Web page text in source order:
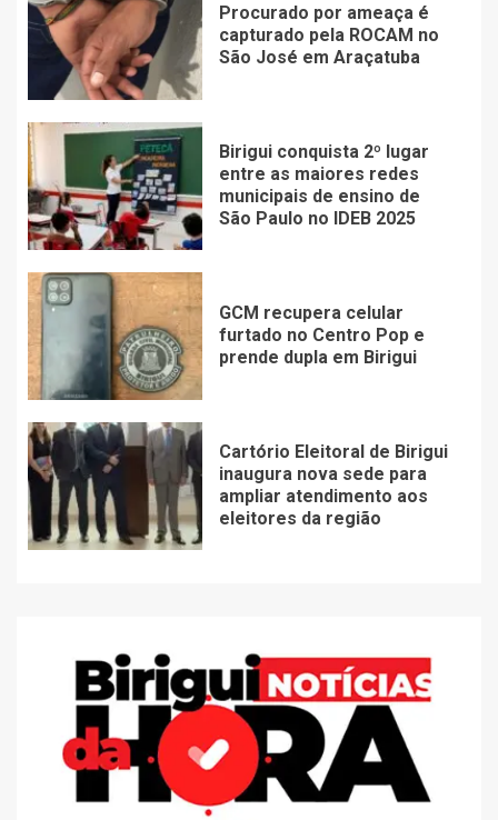
Procurado por ameaça é
capturado pela ROCAM no
São José em Araçatuba
Birigui conquista 2º lugar
entre as maiores redes
municipais de ensino de
São Paulo no IDEB 2025
GCM recupera celular
furtado no Centro Pop e
prende dupla em Birigui
Cartório Eleitoral de Birigui
inaugura nova sede para
ampliar atendimento aos
eleitores da região